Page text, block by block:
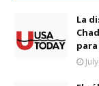
La